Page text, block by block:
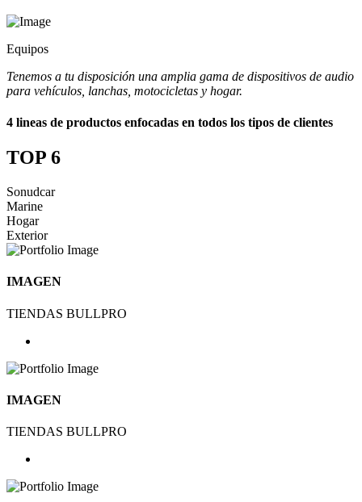
Equipos
Tenemos a tu disposición una amplia gama de dispositivos de audio
para vehículos, lanchas, motocicletas y hogar.
4 lineas de productos enfocadas en todos los tipos de clientes
TOP 6
Sonudcar
Marine
Hogar
Exterior
IMAGEN
TIENDAS BULLPRO
IMAGEN
TIENDAS BULLPRO